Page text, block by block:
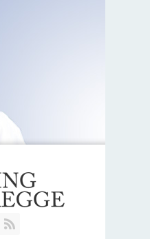
Join our Facebook Group